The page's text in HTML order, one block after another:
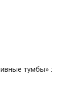
тyмбы» :